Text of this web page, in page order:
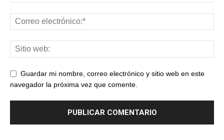
Guardar mi nombre, correo electrónico y sitio web en este
navegador la próxima vez que comente.